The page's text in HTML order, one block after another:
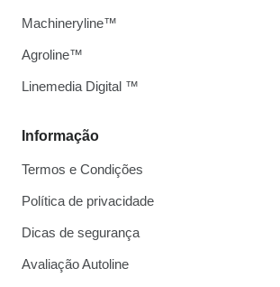
Informação
Termos e Condições
Política de privacidade
Dicas de segurança
Avaliação Autoline
Machineryline™
Agroline™
Linemedia Digital ™